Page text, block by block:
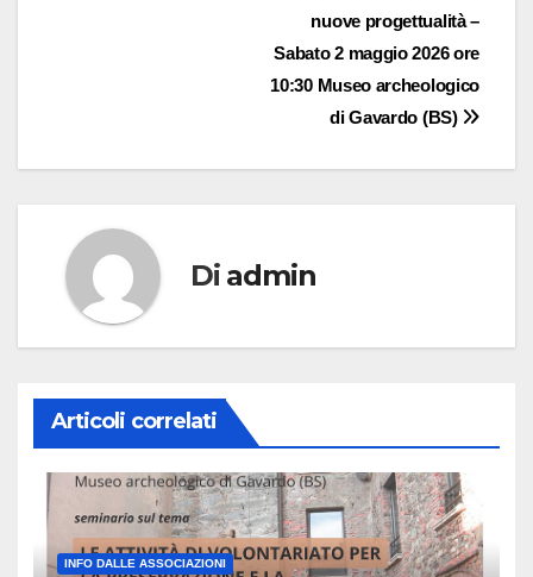
nuove progettualità –
Sabato 2 maggio 2026 ore
10:30 Museo archeologico
di Gavardo (BS)
Di admin
Articoli correlati
INFO DALLE ASSOCIAZIONI